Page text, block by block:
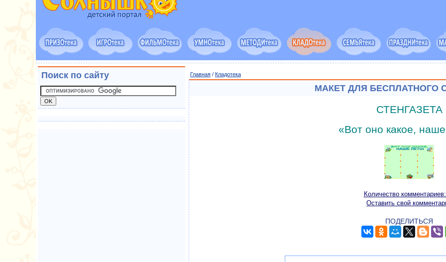
Главная / Кладотека
МАКЕТ ДЛЯ БЕСПЛАТНОГО
СТЕНГАЗЕТА
«Вот оно какое,
Количество
Оставить свой
ПОДЕЛИТЬСЯ
Поиск по сайту